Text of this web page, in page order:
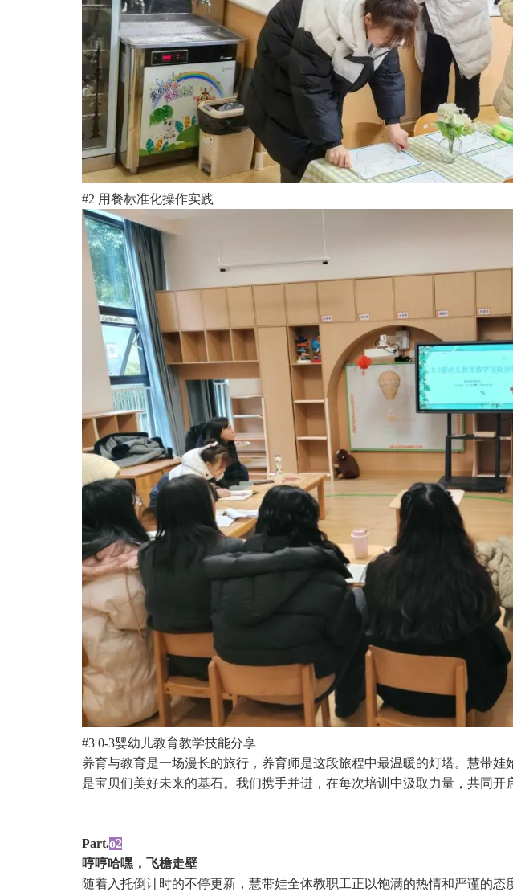
#2 用餐标准化操作实践
#3 0-3婴幼儿教育教学技能分享
养育与教育是一场漫长的旅行，养育师是这段旅程中最温暖的灯塔。慧带娃
是宝贝们美好未来的基石。我们携手并进，在每次培训中汲取力量，共同开
Part.o2
哼哼哈嘿，飞檐走壁
随着入托倒计时的不停更新，慧带娃全体教职工正以饱满的热情和严谨的